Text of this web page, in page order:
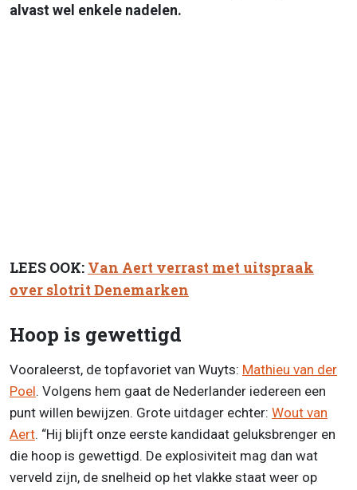
alvast wel enkele nadelen.
LEES OOK: Van Aert verrast met uitspraak
over slotrit Denemarken
Hoop is gewettigd
Vooraleerst, de topfavoriet van Wuyts: Mathieu van der
Poel. Volgens hem gaat de Nederlander iedereen een
punt willen bewijzen. Grote uitdager echter: Wout van
Aert. “Hij blijft onze eerste kandidaat geluksbrenger en
die hoop is gewettigd. De explosiviteit mag dan wat
verveld zijn, de snelheid op het vlakke staat weer op